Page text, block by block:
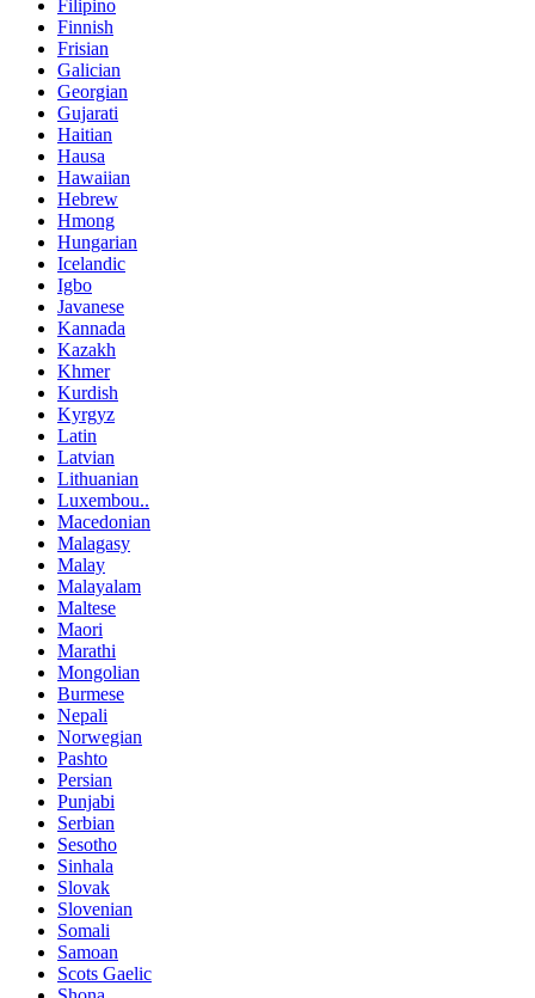
Filipino
Finnish
Frisian
Galician
Georgian
Gujarati
Haitian
Hausa
Hawaiian
Hebrew
Hmong
Hungarian
Icelandic
Igbo
Javanese
Kannada
Kazakh
Khmer
Kurdish
Kyrgyz
Latin
Latvian
Lithuanian
Luxembou..
Macedonian
Malagasy
Malay
Malayalam
Maltese
Maori
Marathi
Mongolian
Burmese
Nepali
Norwegian
Pashto
Persian
Punjabi
Serbian
Sesotho
Sinhala
Slovak
Slovenian
Somali
Samoan
Scots Gaelic